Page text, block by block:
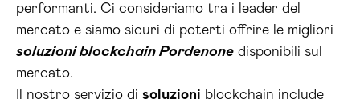
performanti. Ci consideriamo tra i leader del
mercato e siamo sicuri di poterti offrire le migliori
soluzioni blockchain Pordenone disponibili sul
mercato.
Il nostro servizio di soluzioni blockchain include